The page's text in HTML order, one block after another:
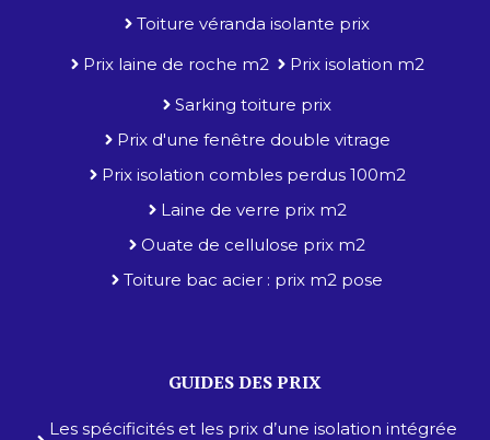
Toiture véranda isolante prix
Prix laine de roche m2
Prix isolation m2
Sarking toiture prix
Prix d'une fenêtre double vitrage
Prix isolation combles perdus 100m2
Laine de verre prix m2
Ouate de cellulose prix m2
Toiture bac acier : prix m2 pose
GUIDES DES PRIX
Les spécificités et les prix d’une isolation intégrée